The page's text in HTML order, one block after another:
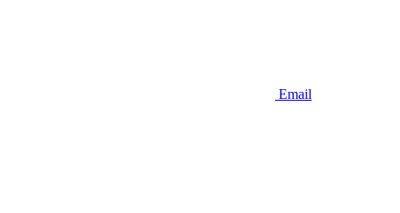
Email